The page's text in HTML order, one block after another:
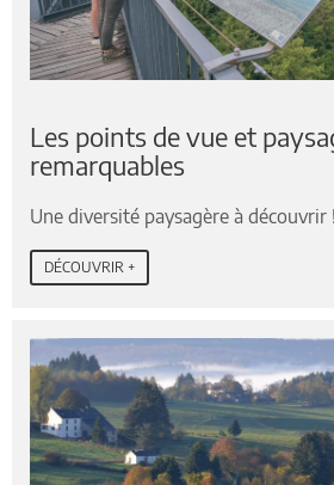
Les points de vue et
remarquables
Une diversité paysagère à découvrir !
DÉCOUVRIR +